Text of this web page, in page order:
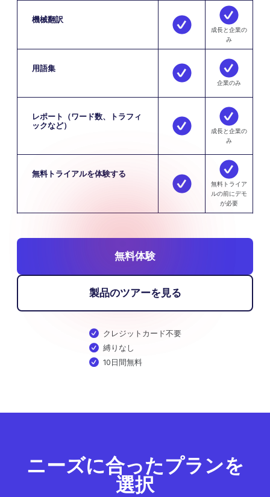
機械翻訳
成長と企業の
み
用語集
企業のみ
レポート（ワード数、トラフィ
ックなど）
成長と企業の
み
無料トライアルを体験する
無料トライア
ルの前にデモ
が必要
無料体験
製品のツアーを見る
クレジットカード不要
縛りなし
10日間無料
ニーズに合ったプランを
選択